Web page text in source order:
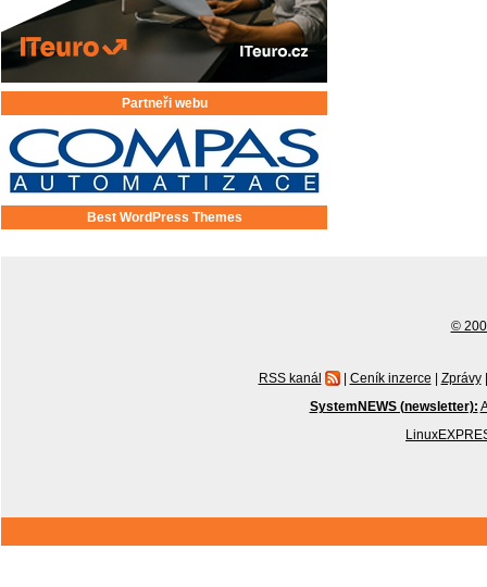
Partneři webu
Best WordPress Themes
©
RSS kanál | Ceník inzerce | Zprávy |
SystemNEWS (newsletter):